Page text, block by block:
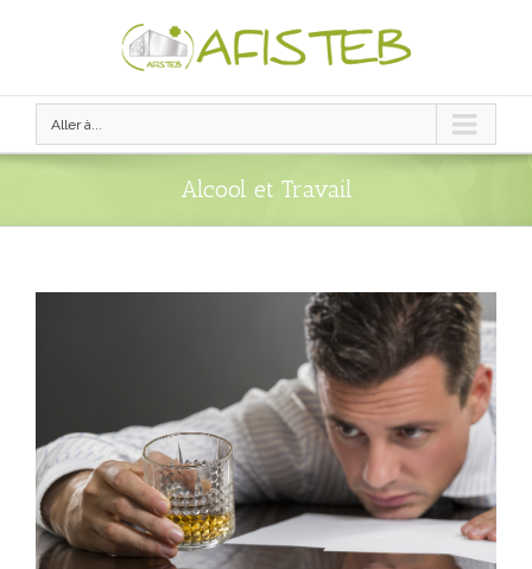
Aller à...
Alcool et Travail